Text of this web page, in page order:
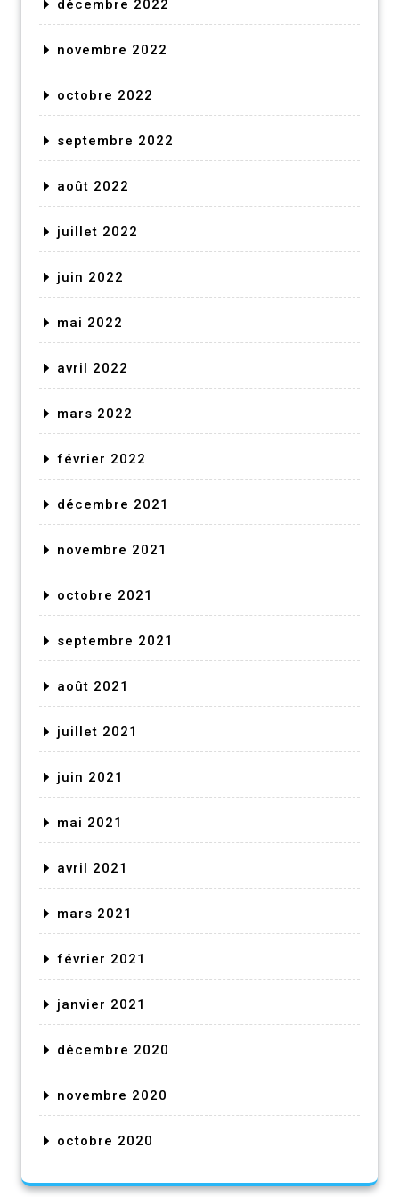
décembre 2022
novembre 2022
octobre 2022
septembre 2022
août 2022
juillet 2022
juin 2022
mai 2022
avril 2022
mars 2022
février 2022
décembre 2021
novembre 2021
octobre 2021
septembre 2021
août 2021
juillet 2021
juin 2021
mai 2021
avril 2021
mars 2021
février 2021
janvier 2021
décembre 2020
novembre 2020
octobre 2020